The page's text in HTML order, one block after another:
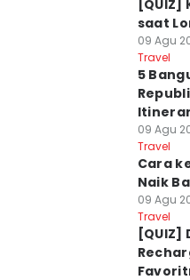
[QUIZ]
saat
09 Agu
Travel
5
09 Agu
Travel
Cara
Naik
09 Agu
Travel